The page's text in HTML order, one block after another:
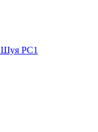
Шуя РС1